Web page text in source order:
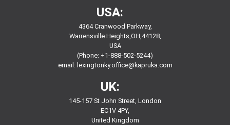
USA:
4364 Cranwood Parkway,
Warrensville Heights,OH,44128,
USA
(Phone: +1-888-502-5244)
email: lexingtonky.office@kapruka.com
UK:
145-157 St John Street, London
EC1V 4PY,
United Kingdom